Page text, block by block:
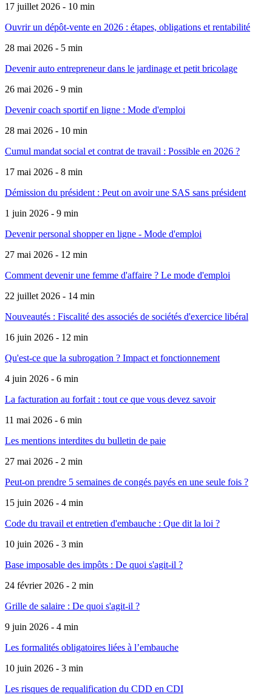
17 juillet 2026 - 10 min
Ouvrir un dépôt-vente en 2026 : étapes, obligations et rentabilité
28 mai 2026 - 5 min
Devenir auto entrepreneur dans le jardinage et petit bricolage
26 mai 2026 - 9 min
Devenir coach sportif en ligne : Mode d'emploi
28 mai 2026 - 10 min
Cumul mandat social et contrat de travail : Possible en 2026 ?
17 mai 2026 - 8 min
Démission du président : Peut on avoir une SAS sans président
1 juin 2026 - 9 min
Devenir personal shopper en ligne - Mode d'emploi
27 mai 2026 - 12 min
Comment devenir une femme d'affaire ? Le mode d'emploi
22 juillet 2026 - 14 min
Nouveautés : Fiscalité des associés de sociétés d'exercice libéral
16 juin 2026 - 12 min
Qu'est-ce que la subrogation ? Impact et fonctionnement
4 juin 2026 - 6 min
La facturation au forfait : tout ce que vous devez savoir
11 mai 2026 - 6 min
Les mentions interdites du bulletin de paie
27 mai 2026 - 2 min
Peut-on prendre 5 semaines de congés payés en une seule fois ?
15 juin 2026 - 4 min
Code du travail et entretien d'embauche : Que dit la loi ?
10 juin 2026 - 3 min
Base imposable des impôts : De quoi s'agit-il ?
24 février 2026 - 2 min
Grille de salaire : De quoi s'agit-il ?
9 juin 2026 - 4 min
Les formalités obligatoires liées à l’embauche
10 juin 2026 - 3 min
Les risques de requalification du CDD en CDI